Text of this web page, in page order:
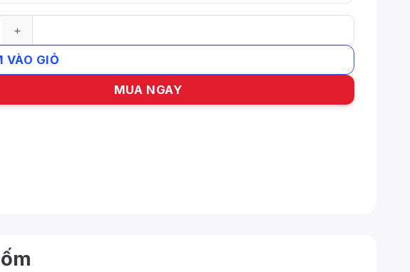
xanh cốm, xanh dương xanh lá cây, xanh da trời số lượng
VÀO GIỎ
MUA NGAY